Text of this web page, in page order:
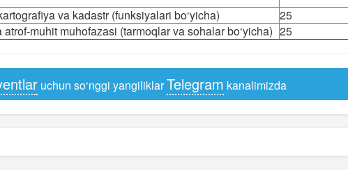
va kadastr (funksiyalari bo‘yicha)
25
muhit muhofazasi (tarmoqlar va sohalar bo‘yicha) 25
uchun so‘nggi yangiliklarTelegram kanalimizda